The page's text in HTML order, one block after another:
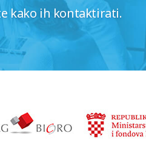
kako ih kontaktirati.